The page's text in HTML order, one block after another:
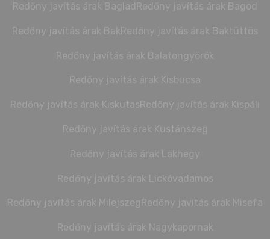
Redőny javítás árak Baglad Redőny javítás árak Bagod
Redőny javítás árak Bak Redőny javítás árak Baktüttös
Redőny javítás árak Balatongyörök
Redőny javítás árak Kisbucsa
Redőny javítás árak Kiskutas Redőny javítás árak Kispáli
Redőny javítás árak Kustánszeg
Redőny javítás árak Lakhegy
Redőny javítás árak Lickóvadamos
Redőny javítás árak Milejszeg Redőny javítás árak Misefa
Redőny javítás árak Nagykapornak